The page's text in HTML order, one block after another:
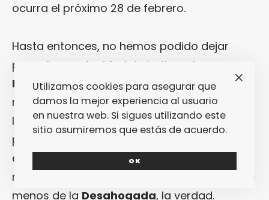
ocurra el próximo 28 de febrero.
Hasta entonces, no hemos podido dejar
pasar la oportunidad de invitar a la
Desahogada a que pase a formar parte de
nuestro clubFantastic People, reservado a
la gente que hace que nuestra vida sea un
poquito mejor. El único formulario de acceso
es el cuestionario que podéis encontrar
respondido a continuación. No esperábamos
menos de la Desahogada, la verdad.
Utilizamos cookies para asegurar que
damos la mejor experiencia al usuario
en nuestra web. Si sigues utilizando este
sitio asumiremos que estás de acuerdo.
OK